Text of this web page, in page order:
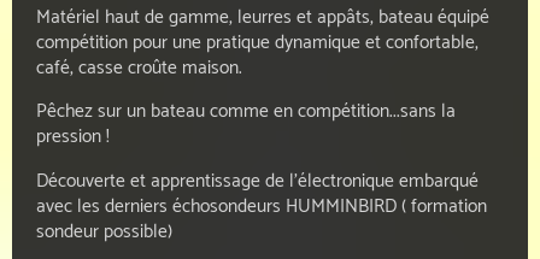
Matériel haut de gamme, leurres et appâts, bateau équipé
compétition pour une pratique dynamique et confortable,
café, casse croûte maison.
Pêchez sur un bateau comme en compétition...sans la
pression !
Découverte et apprentissage de l'électronique embarqué
avec les derniers échosondeurs HUMMINBIRD ( formation
sondeur possible)